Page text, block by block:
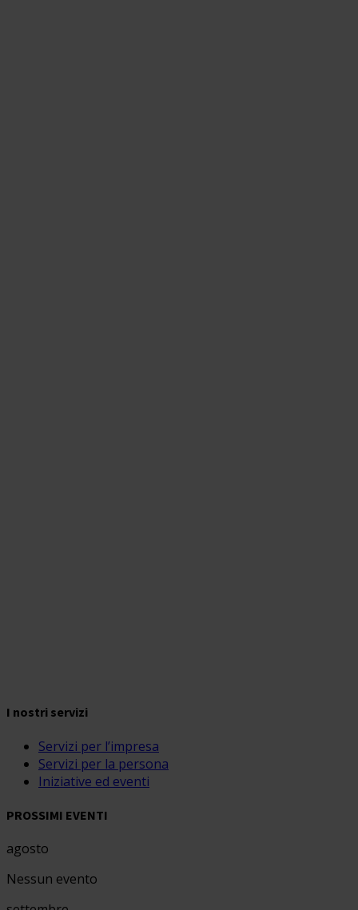
I nostri servizi
Servizi per l’impresa
Servizi per la persona
Iniziative ed eventi
PROSSIMI EVENTI
agosto
Nessun evento